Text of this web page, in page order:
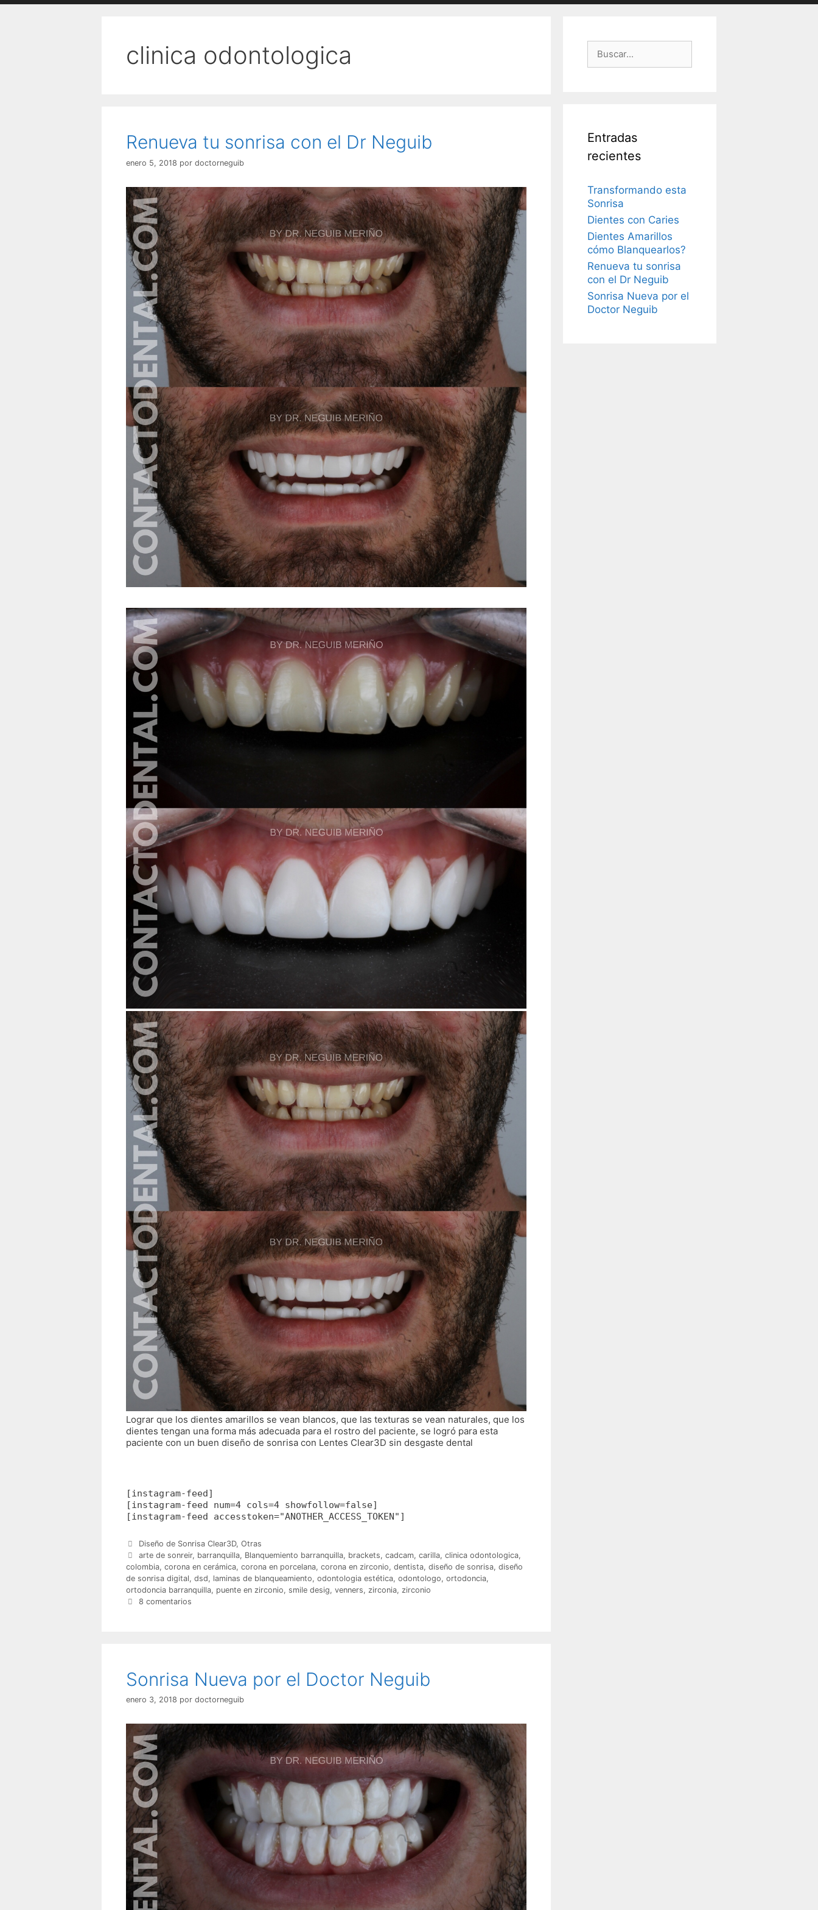
clinica odontologica
Renueva tu sonrisa con el Dr Neguib
enero 5, 2018 por doctorneguib
Lograr que los dientes amarillos se vean blancos, que las texturas se vean naturales, que los
dientes tengan una forma más adecuada para el rostro del paciente, se logró para esta
paciente con un buen diseño de sonrisa con Lentes Clear3D sin desgaste dental
[instagram-feed]
[instagram-feed num=4 cols=4 showfollow=false]
[instagram-feed accesstoken="ANOTHER_ACCESS_TOKEN"]
Categorías
Diseño de Sonrisa Clear3D, Otras
Etiquetas
arte de sonreir, barranquilla, Blanquemiento barranquilla, brackets, cadcam, carilla, clinica odontologica,
colombia, corona en cerámica, corona en porcelana, corona en zirconio, dentista, diseño de sonrisa, diseño
de sonrisa digital, dsd, laminas de blanqueamiento, odontologia estética, odontologo, ortodoncia,
ortodoncia barranquilla, puente en zirconio, smile desig, venners, zirconia, zirconio
8 comentarios
Sonrisa Nueva por el Doctor Neguib
enero 3, 2018 por doctorneguib
Entradas
recientes
Transformando esta
Sonrisa
Dientes con Caries
Dientes Amarillos
cómo Blanquearlos?
Renueva tu sonrisa
con el Dr Neguib
Sonrisa Nueva por el
Doctor Neguib